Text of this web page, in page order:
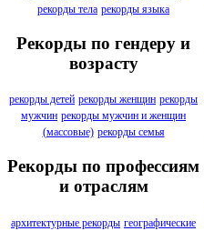
рекорды тела рекорды языка
Рекорды по гендеру и
возрасту
рекорды детей рекорды женщин рекорды
мужчин рекорды мужчин и женщин
(массовые) рекорды семья
Рекорды по профессиям
и отраслям
архитектурные рекорды географические